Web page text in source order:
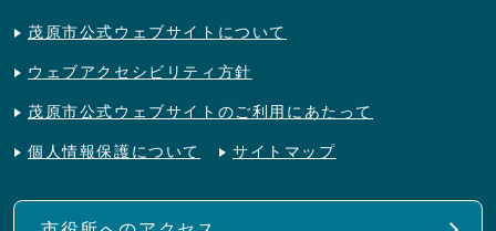
茂原市公式ウェブサイトについて
ウェブアクセシビリティ方針
茂原市公式ウェブサイトのご利用にあたって
個人情報保護について サイトマップ